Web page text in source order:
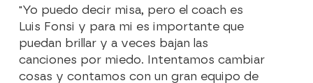
"Yo puedo decir misa, pero el coach es
Luis Fonsi y para mi es importante que
puedan brillar y a veces bajan las
canciones por miedo. Intentamos cambiar
cosas y contamos con un gran equipo de